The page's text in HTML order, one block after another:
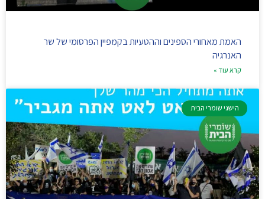
האמת מאחורי הספינים וההטעיות בקמפיין הפרסומי של שר
האנרגיה
קרא עוד »
הישגי שומרי הבית